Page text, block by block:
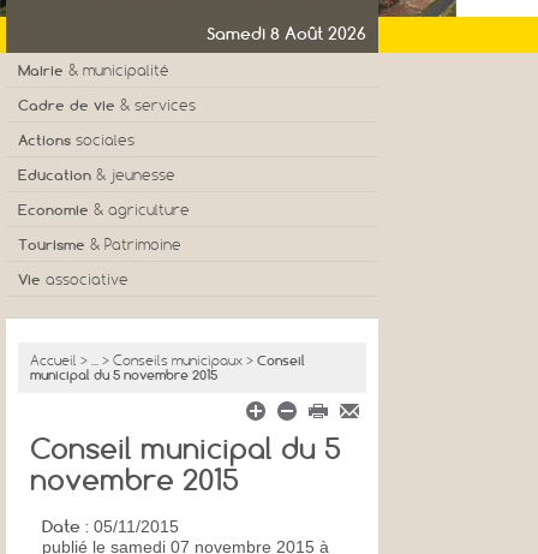
Samedi 8 Août 2026
Mairie & municipalité
Cadre de vie & services
Actions sociales
Education & jeunesse
Economie & agriculture
Tourisme & Patrimoine
Vie associative
Accueil > ... > Conseils municipaux > Conseil
municipal du 5 novembre 2015
Conseil municipal du 5
novembre 2015
Date : 05/11/2015
publié le samedi 07 novembre 2015 à